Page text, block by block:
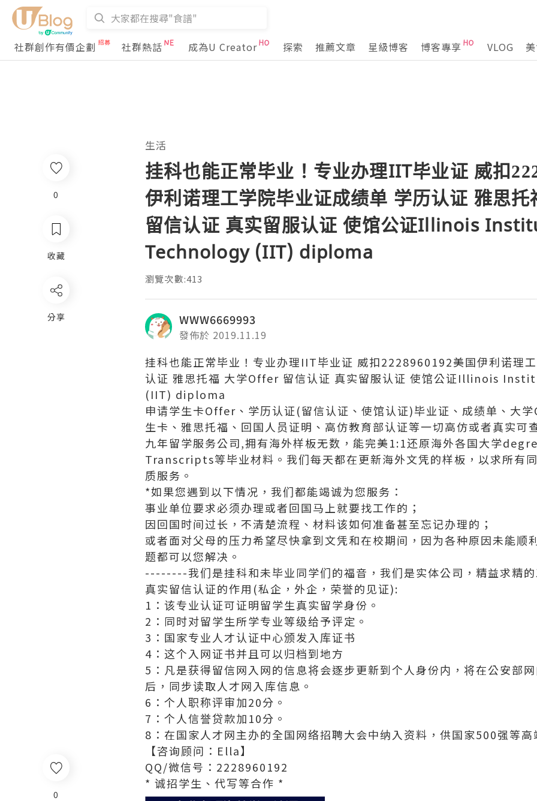
社群創作有價企劃 社群熱話 成為U Creator 探索 推薦文章 星級博客 博客專享 VLOG
0
生活
挂科也能正常毕业！专业办理IIT毕业证 威扣
伊利诺理工学院毕业证成绩单 学历认证 雅思
留信认证 真实留服认证 使馆公证Illinois
Technology (IIT) diploma
瀏覽次數:413
WWW6669993
發佈於 2019.11.19
挂科也能正常毕业！专业办理IIT毕业证 威扣2228960192美国伊利诺理
认证 雅思托福 大学Offer 留信认证 真实留服认证 使馆公证Illinois
(IIT) diploma
申请学生卡Offer、学历认证(留信认证、使馆认证)毕业证、成绩单、大
生卡、雅思托福、回国人员证明、高仿教育部认证等一切高仿或者真实可
九年留学服务公司,拥有海外样板无数，能完美1:1还原海外各国大学
Transcripts等毕业材料。我们每天都在更新海外文凭的样板，以求所有
质服务。
*如果您遇到以下情况，我们都能竭诚为您服务：
事业单位要求必须办理或者回国马上就要找工作的；
因回国时间过长，不清楚流程、材料该如何准备甚至忘记办理的；
或者面对父母的压力希望尽快拿到文凭和在校期间，因为各种原因未能顺
题都可以您解决。
--------我们是挂科和未毕业同学们的福音，我们是实体公司，精益求精
真实留信认证的作用(私企，外企，荣誉的见证):
1：该专业认证可证明留学生真实留学身份。
2：同时对留学生所学专业等级给予评定。
3：国家专业人才认证中心颁发入库证书
4：这个入网证书并且可以归档到地方
5：凡是获得留信网入网的信息将会逐步更新到个人身份内，将在公安部
后，同步读取人才网入库信息。
6：个人职称评审加20分。
7：个人信誉贷款加10分。
8：在国家人才网主办的全国网络招聘大会中纳入资料，供国家500强等
【咨询顾问：Ella】
QQ/微信号：2228960192
* 诚招学生、代写等合作 *
0
收藏
分享